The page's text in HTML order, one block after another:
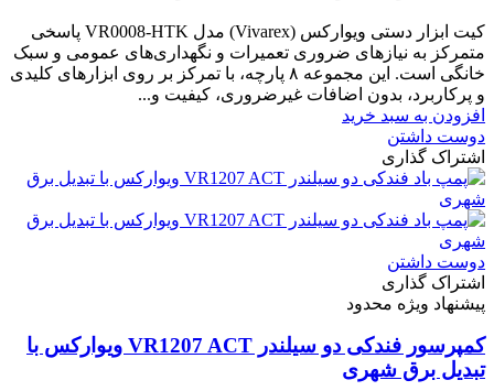
کیت ابزار دستی ویوارکس (Vivarex) مدل VR0008-HTK پاسخی
متمرکز به نیازهای ضروری تعمیرات و نگهداری‌های عمومی و سبک
خانگی است. این مجموعه ۸ پارچه، با تمرکز بر روی ابزارهای کلیدی
و پرکاربرد، بدون اضافات غیرضروری، کیفیت و...
افزودن به سبد خرید
دوست داشتن
اشتراک گذاری
دوست داشتن
اشتراک گذاری
پیشنهاد ویژه محدود
کمپرسور فندکی دو سیلندر VR1207 ACT ویوارکس با
تبدیل برق شهری